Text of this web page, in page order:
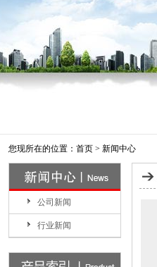
您现所在的位置： 首页 > 新闻中心
公司新闻
行业新闻